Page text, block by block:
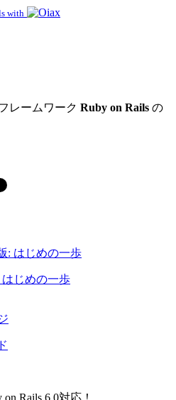
with
レームワーク Ruby on Rails の
じめの一歩
Rails 6.0対応！